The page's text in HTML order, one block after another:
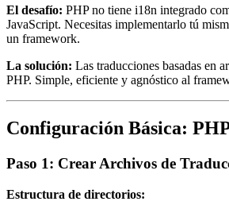
El desafío: PHP no tiene i18n integrado
JavaScript. Necesitas implementarlo tú
un framework.
La solución: Las traducciones basadas en
PHP. Simple, eficiente y agnóstico al
Configuración Básica:
Paso 1: Crear Archivos de
Estructura de directorios: